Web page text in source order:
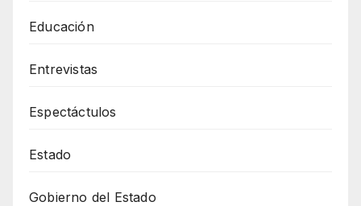
Educación
Entrevistas
Espectáctulos
Estado
Gobierno del Estado